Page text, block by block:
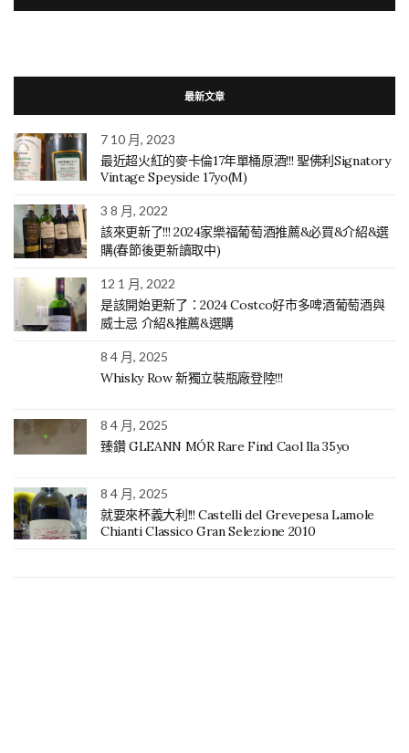
最新文章
7 10 月, 2023
最近超火紅的麥卡倫17年單桶原酒!!! 聖佛利Signatory
Vintage Speyside 17yo(M)
3 8 月, 2022
該來更新了!!! 2024家樂福葡萄酒推薦&必買&介紹&選
購(春節後更新讀取中)
12 1 月, 2022
是該開始更新了：2024 Costco好市多啤酒葡萄酒與
威士忌 介紹&推薦&選購
8 4 月, 2025
Whisky Row 新獨立裝瓶廠登陸!!!
8 4 月, 2025
臻鑽 GLEANN MÓR Rare Find Caol Ila 35yo
8 4 月, 2025
就要來杯義大利!!! Castelli del Grevepesa Lamole
Chianti Classico Gran Selezione 2010